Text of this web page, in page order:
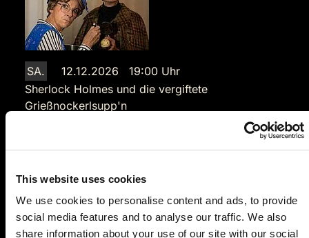
This website uses cookies
We use cookies to personalise content and ads, to provide
social media features and to analyse our traffic. We also
share information about your use of our site with our social
SA.
12.12.2026 19:00 Uhr
Sherlock Holmes und die vergiftete
Grießnockerlsupp'n
Augsburger Straße 28
94,90 €